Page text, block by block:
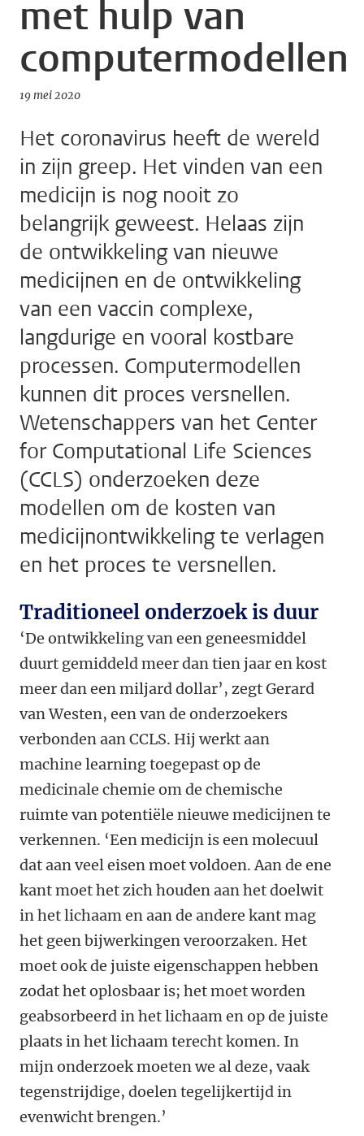
met hulp van
computermodellen
19 mei 2020
Het coronavirus heeft de wereld
in zijn greep. Het vinden van een
medicijn is nog nooit zo
belangrijk geweest. Helaas zijn
de ontwikkeling van nieuwe
medicijnen en de ontwikkeling
van een vaccin complexe,
langdurige en vooral kostbare
processen. Computermodellen
kunnen dit proces versnellen.
Wetenschappers van het Center
for Computational Life Sciences
(CCLS) onderzoeken deze
modellen om de kosten van
medicijnontwikkeling te verlagen
en het proces te versnellen.
Traditioneel onderzoek is duur
‘De ontwikkeling van een geneesmiddel
duurt gemiddeld meer dan tien jaar en kost
meer dan een miljard dollar’, zegt Gerard
van Westen, een van de onderzoekers
verbonden aan CCLS. Hij werkt aan
machine learning toegepast op de
medicinale chemie om de chemische
ruimte van potentiële nieuwe medicijnen te
verkennen. ‘Een medicijn is een molecuul
dat aan veel eisen moet voldoen. Aan de ene
kant moet het zich houden aan het doelwit
in het lichaam en aan de andere kant mag
het geen bijwerkingen veroorzaken. Het
moet ook de juiste eigenschappen hebben
zodat het oplosbaar is; het moet worden
geabsorbeerd in het lichaam en op de juiste
plaats in het lichaam terecht komen. In
mijn onderzoek moeten we al deze, vaak
tegenstrijdige, doelen tegelijkertijd in
evenwicht brengen.’